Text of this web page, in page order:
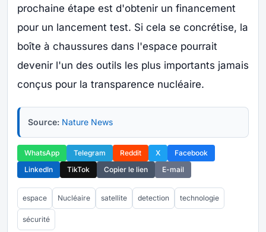
prochaine étape est d'obtenir un financement
pour un lancement test. Si cela se concrétise, la
boîte à chaussures dans l'espace pourrait
devenir l'un des outils les plus importants jamais
conçus pour la transparence nucléaire.
Source: Nature News
WhatsApp Telegram Reddit X
Facebook
LinkedIn
TikTok Copier le lien E-mail
espace Nucléaire satellite detection technologie
sécurité